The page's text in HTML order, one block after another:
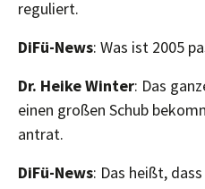
reguliert.
DiFü-News: Was ist 2005
Dr. Heike Winter: Das
einen großen Schub
antrat.
DiFü-News: Das heißt,